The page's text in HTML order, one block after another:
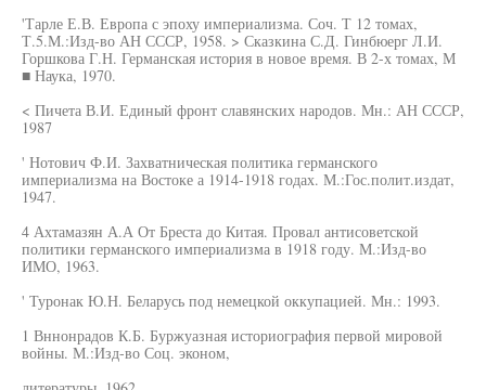
'Тарле Е.В. Европа с эпоху империализма. Соч. Т 12 томах,
Т.5.М.:Изд-во АН СССР, 1958. > Сказкина С.Д. Гинбюерг Л.И.
Горшкова Г.Н. Германская история в новое время. В 2-х томах, М
■ Наука, 1970.
< Пичета В.И. Единый фронт славянских народов. Мн.: АН СССР,
1987
' Нотович Ф.И. Захватническая политика германского
империализма на Востоке а 1914-1918 годах. М.:Гос.полит.издат,
1947.
4 Ахтамазян А.А От Бреста до Китая. Провал антисоветской
политики германского империализма в 1918 году. М.:Изд-во
ИМО, 1963.
' Туронак Ю.Н. Беларусь под немецкой оккупацией. Мн.: 1993.
1 Вннонрадов К.Б. Буржуазная историография первой мировой
войны. М.:Изд-во Соц. эконом,